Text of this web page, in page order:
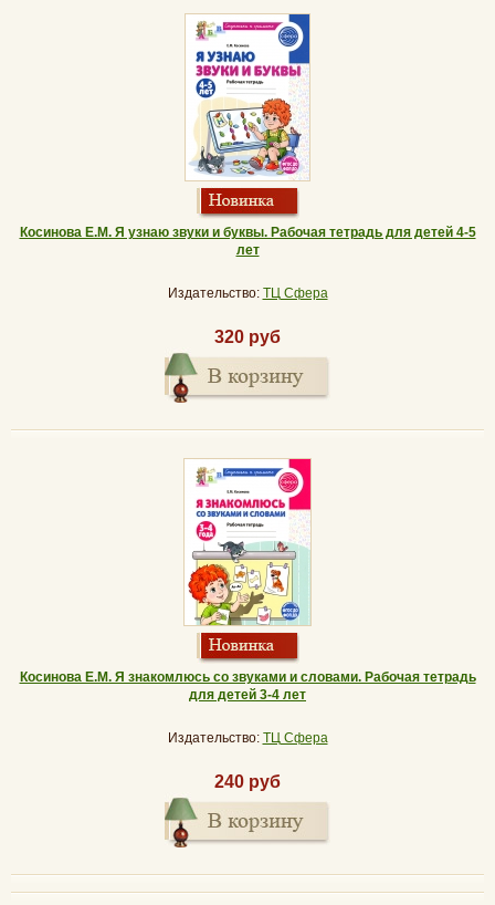
Косинова Е.М. Я узнаю звуки и буквы. Рабочая тетрадь для детей 4-5
лет
Издательство: ТЦ Сфера
320 руб
Косинова Е.М. Я знакомлюсь со звуками и словами. Рабочая тетрадь
для детей 3-4 лет
Издательство: ТЦ Сфера
240 руб